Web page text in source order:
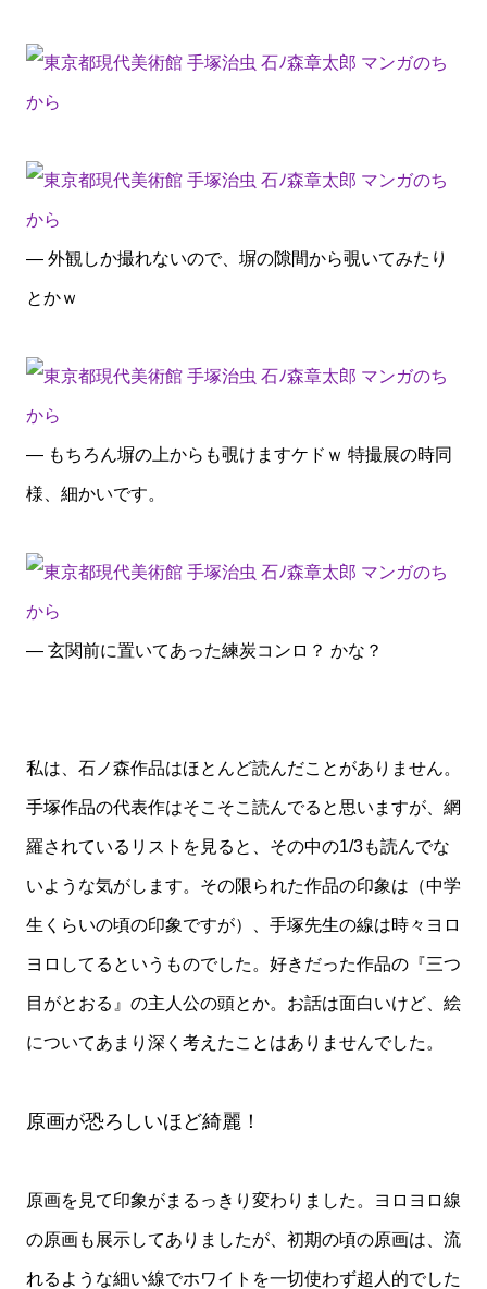
— 外観しか撮れないので、塀の隙間から覗いてみたり
とかｗ
— もちろん塀の上からも覗けますケドｗ 特撮展の時同
様、細かいです。
— 玄関前に置いてあった練炭コンロ？ かな？
私は、石ノ森作品はほとんど読んだことがありません。
手塚作品の代表作はそこそこ読んでると思いますが、網
羅されているリストを見ると、その中の1/3も読んでな
いような気がします。その限られた作品の印象は（中学
生くらいの頃の印象ですが）、手塚先生の線は時々ヨロ
ヨロしてるというものでした。好きだった作品の『三つ
目がとおる』の主人公の頭とか。お話は面白いけど、絵
についてあまり深く考えたことはありませんでした。
原画が恐ろしいほど綺麗！
原画を見て印象がまるっきり変わりました。ヨロヨロ線
の原画も展示してありましたが、初期の頃の原画は、流
れるような細い線でホワイトを一切使わず超人的でした